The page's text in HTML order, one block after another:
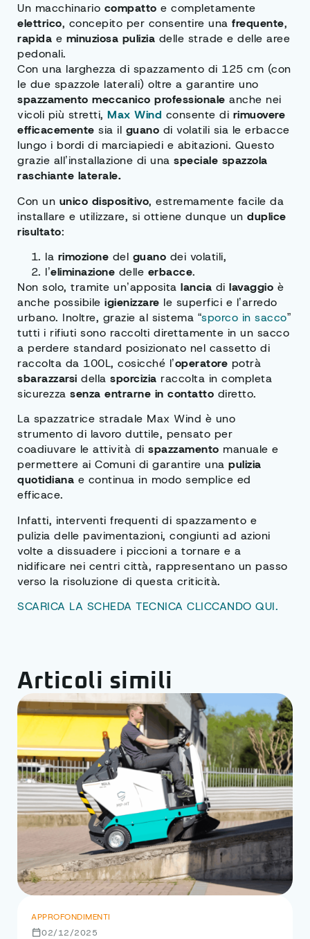
Un macchinario compatto e completamente
elettrico, concepito per consentire una frequente,
rapida e minuziosa pulizia delle strade e delle aree
pedonali.
Con una larghezza di spazzamento di 125 cm (con
le due spazzole laterali) oltre a garantire uno
spazzamento meccanico professionale anche nei
vicoli più stretti, Max Wind consente di rimuovere
efficacemente sia il guano di volatili sia le erbacce
lungo i bordi di marciapiedi e abitazioni. Questo
grazie all’installazione di una speciale spazzola
raschiante laterale.
Con un unico dispositivo, estremamente facile da
installare e utilizzare, si ottiene dunque un duplice
risultato:
la rimozione del guano dei volatili,
l’eliminazione delle erbacce.
Non solo, tramite un’apposita lancia di lavaggio è
anche possibile igienizzare le superfici e l’arredo
urbano. Inoltre, grazie al sistema “sporco in sacco”
tutti i rifiuti sono raccolti direttamente in un sacco
a perdere standard posizionato nel cassetto di
raccolta da 100L, cosicché l’operatore potrà
sbarazzarsi della sporcizia raccolta in completa
sicurezza senza entrarne in contatto diretto.
La spazzatrice stradale Max Wind è uno
strumento di lavoro duttile, pensato per
coadiuvare le attività di spazzamento manuale e
permettere ai Comuni di garantire una pulizia
quotidiana e continua in modo semplice ed
efficace.
Infatti, interventi frequenti di spazzamento e
pulizia delle pavimentazioni, congiunti ad azioni
volte a dissuadere i piccioni a tornare e a
nidificare nei centri città, rappresentano un passo
verso la risoluzione di questa criticità.
SCARICA LA SCHEDA TECNICA CLICCANDO QUI.
Articoli simili
APPROFONDIMENTI
02/12/2025